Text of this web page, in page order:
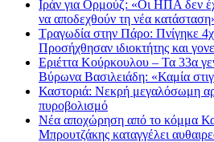
Ιράν για Ορμούζ: «Οι ΗΠΑ δεν
να αποδεχθούν τη νέα
Τραγωδία στην Πάρο: Πνίγηκε
Προσήχθησαν ιδιοκτήτης και
Εριέττα Κούρκουλου – Τα 33α
Βύρωνα Βασιλειάδη: «Καμία
Καστοριά: Νεκρή μεγαλόσωμη
πυροβολισμό
Νέα αποχώρηση από το κόμμα
Μπρουτζάκης καταγγέλει